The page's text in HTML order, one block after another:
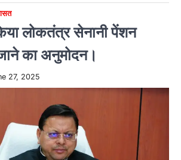
लोकतंत्र सेनानी पेंशन
का अनुमोदन।
27, 2025